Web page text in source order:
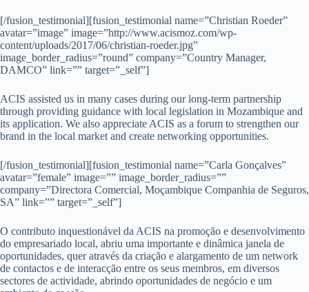
[/fusion_testimonial][fusion_testimonial name=”Christian Roeder”
avatar=”image” image=”http://www.acismoz.com/wp-
content/uploads/2017/06/christian-roeder.jpg”
image_border_radius=”round” company=”Country Manager,
DAMCO” link=”” target=”_self”]
ACIS assisted us in many cases during our long-term partnership
through providing guidance with local legislation in Mozambique and
its application. We also appreciate ACIS as a forum to strengthen our
brand in the local market and create networking opportunities.
[/fusion_testimonial][fusion_testimonial name=”Carla Gonçalves”
avatar=”female” image=”” image_border_radius=””
company=”Directora Comercial, Moçambique Companhia de Seguros,
SA” link=”” target=”_self”]
O contributo inquestionável da ACIS na promoção e desenvolvimento
do empresariado local, abriu uma importante e dinâmica janela de
oportunidades, quer através da criação e alargamento de um network
de contactos e de interacção entre os seus membros, em diversos
sectores de actividade, abrindo oportunidades de negócio e um